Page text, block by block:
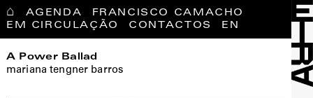
⌂ AGENDA
FRANCISCO CAMACHO
EM CIRCULAÇÃO
CONTACTOS EN
A Power Ballad
mariana tengner barros